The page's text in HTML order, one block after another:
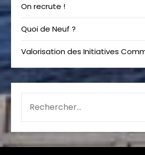
On recrute !
Quoi de Neuf ?
Valorisation des Initiatives